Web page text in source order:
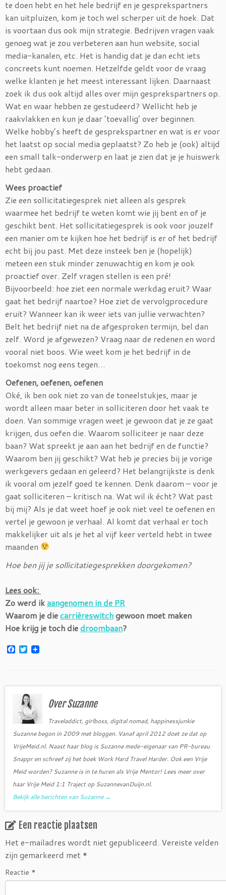
te doen hebt en het hele bedrijf en je gesprekspartners
kan uitpluizen, kom je toch wel scherper uit de hoek. Dat
is voortaan dus ook mijn strategie. Bedrijven vragen vaak
genoeg wat je zou verbeteren aan hun website, social
media-kanalen, etc. Het is handig dat je dan echt iets
concreets kunt noemen. Hetzelfde geldt voor de vraag
welke klanten je het meest interessant lijken. Daarnaast
zoek ik dus ook altijd alles over mijn gesprekspartners op.
Wat en waar hebben ze gestudeerd? Wellicht heb je
raakvlakken en kun je daar ’toevallig’ over beginnen.
Welke hobby’s heeft de gesprekspartner en wat is er voor
het laatst op social media geplaatst? Zo heb je (ook) altijd
een small talk-onderwerp en laat je zien dat je je huiswerk
hebt gedaan.
Wees proactief
Zie een sollicitatiegesprek niet alleen als gesprek
waarmee het bedrijf te weten komt wie jij bent en of je
geschikt bent. Het sollicitatiegesprek is ook voor jouzelf
een manier om te kijken hoe het bedrijf is er of het bedrijf
echt bij jou past. Met deze insteek ben je (hopelijk)
meteen een stuk minder zenuwachtig en kom je ook
proactief over. Zelf vragen stellen is een pré!
Bijvoorbeeld: hoe ziet een normale werkdag eruit? Waar
gaat het bedrijf naartoe? Hoe ziet de vervolgprocedure
eruit? Wanneer kan ik weer iets van jullie verwachten?
Belt het bedrijf niet na de afgesproken termijn, bel dan
zelf. Word je afgewezen? Vraag naar de redenen en word
vooral niet boos. Wie weet kom je het bedrijf in de
toekomst nog eens tegen…
Oefenen, oefenen, oefenen
Oké, ik ben ook niet zo van de toneelstukjes, maar je
wordt alleen maar beter in solliciteren door het vaak te
doen. Van sommige vragen weet je gewoon dat je ze gaat
krijgen, dus oefen die. Waarom solliciteer je naar deze
baan? Wat spreekt je aan aan het bedrijf en de functie?
Waarom ben jij geschikt? Wat heb je precies bij je vorige
werkgevers gedaan en geleerd? Het belangrijkste is denk
ik vooral om jezelf goed te kennen. Denk daarom – voor je
gaat solliciteren – kritisch na. Wat wil ik écht? Wat past
bij mij? Als je dat weet hoef je ook niet veel te oefenen en
vertel je gewoon je verhaal. Al komt dat verhaal er toch
makkelijker uit als je het al vijf keer verteld hebt in twee
maanden
Hoe ben jij je sollicitatiegesprekken doorgekomen?
Lees ook:
Zo werd ikaangenomen in de PR
Waarom je diecarrièreswitchgewoon moet maken
Hoe krijg je toch diedroombaan?
F
o
T
w
e
r
Over Suzanne
Traveladdict, girlboss, digital nomad, happinessjunkie
Suzanne begon in 2009 met bloggen. Vanaf april 2012 doet ze dat op
VrijeMeid.nl. Naast haar blog is Suzanne mede-eigenaar van PR-bureau
Snappr en schreef zij het boek Work Hard Travel Harder. Ook een Vrije
Meid worden? Suzanne is in te huren als Vrije Mentor! Lees meer over
haar Vrije Meid 1:1 Traject op SuzannevanDuijn.nl.
Bekijk alle berichten van Suzanne →
Een reactie plaatsen
Het e-mailadres wordt niet gepubliceerd. Vereiste velden
zijn gemarkeerd met *
Reactie *